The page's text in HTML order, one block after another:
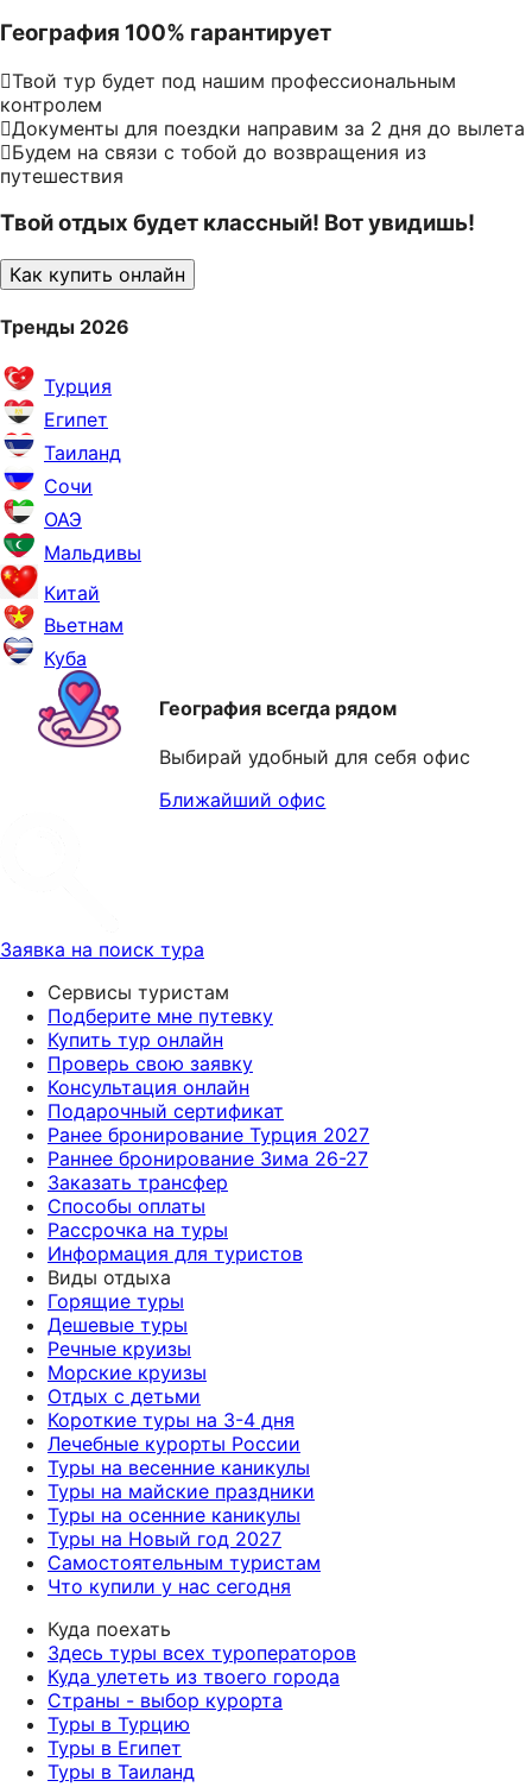
География 100% гарантирует
Твой тур будет под нашим профессиональным
контролем
Документы для поездки направим за 2 дня до вылета
Будем на связи с тобой до возвращения из
путешествия
Твой отдых будет классный! Вот увидишь!
Как купить онлайн
Тренды 2026
Турция
Египет
Таиланд
Сочи
ОАЭ
Мальдивы
Китай
Вьетнам
Куба
География всегда рядом
Выбирай удобный для себя офис
Ближайший офис
Заявка на поиск тура
Сервисы туристам
Подберите мне путевку
Купить тур онлайн
Проверь свою заявку
Консультация онлайн
Подарочный сертификат
Ранее бронирование Турция 2027
Раннее бронирование Зима 26-27
Заказать трансфер
Способы оплаты
Рассрочка на туры
Информация для туристов
Виды отдыха
Горящие туры
Дешевые туры
Речные круизы
Морские круизы
Отдых с детьми
Короткие туры на 3-4 дня
Лечебные курорты России
Туры на весенние каникулы
Туры на майские праздники
Туры на осенние каникулы
Туры на Новый год 2027
Самостоятельным туристам
Что купили у нас сегодня
Куда поехать
Здесь туры всех туроператоров
Куда улететь из твоего города
Страны - выбор курорта
Туры в Турцию
Туры в Египет
Туры в Таиланд